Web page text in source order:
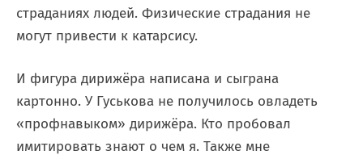
страданиях людей. Физические страдания не
могут привести к катарсису.
И фигура дирижёра написана и сыграна
картонно. У Гуськова не получилось овладеть
«профнавыком» дирижёра. Кто пробовал
имитировать знают о чем я. Также мне